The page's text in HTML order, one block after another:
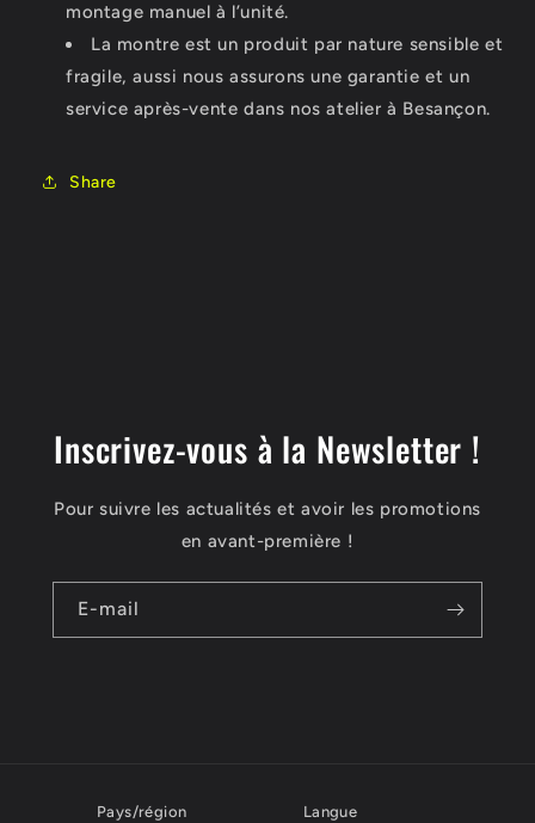
montage manuel à l’unité.
La montre est un produit par nature sensible et
fragile, aussi nous assurons une garantie et un
service après-vente dans nos atelier à Besançon.
Share
Inscrivez-vous à la Newsletter !
Pour suivre les actualités et avoir les promotions
en avant-première !
E-mail
Pays/région Langue